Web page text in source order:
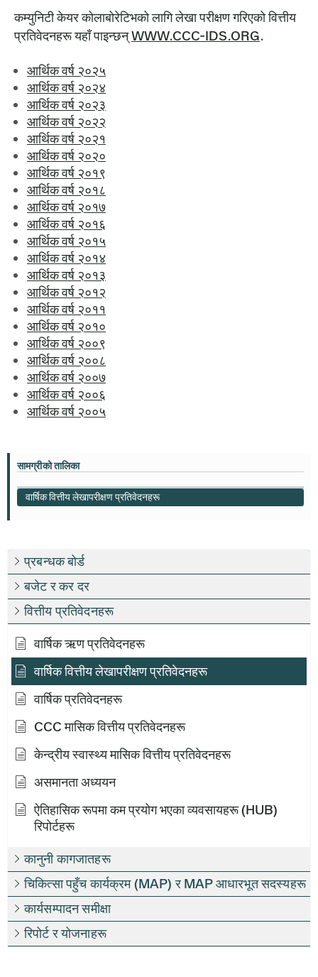
प्रबन्धक बोर्ड
बजेट र कर दर
वित्तीय प्रतिवेदनहरू
वार्षिक ऋण प्रतिवेदनहरू
वार्षिक वित्तीय लेखापरीक्षण प्रतिवेदनहरू
वार्षिक प्रतिवेदनहरू
CCC मासिक वित्तीय प्रतिवेदनहरू
केन्द्रीय स्वास्थ्य मासिक वित्तीय प्रतिवेदनहरू
असमानता अध्ययन
ऐतिहासिक रूपमा कम प्रयोग भएका व्यवसायहरू (HUB)
रिपोर्टहरू
कानुनी कागजातहरू
चिकित्सा पहुँच कार्यक्रम (MAP) र MAP आधारभूत सदस्यहरू
कार्यसम्पादन समीक्षा
रिपोर्ट र योजनाहरू
कम्युनिटी केयर कोलाबोरेटिभको लागि लेखा परीक्षण गरिएको वित्तीय
प्रतिवेदनहरू यहाँ पाइन्छन्WWW.CCC-IDS.ORG.
आर्थिक वर्ष २०२५
आर्थिक वर्ष २०२४
आर्थिक वर्ष २०२३
आर्थिक वर्ष २०२२
आर्थिक वर्ष २०२१
आर्थिक वर्ष २०२०
आर्थिक वर्ष २०१९
आर्थिक वर्ष २०१८
आर्थिक वर्ष २०१७
आर्थिक वर्ष २०१६
आर्थिक वर्ष २०१५
आर्थिक वर्ष २०१४
आर्थिक वर्ष २०१३
आर्थिक वर्ष २०१२
आर्थिक वर्ष २०११
आर्थिक वर्ष २०१०
आर्थिक वर्ष २००९
आर्थिक वर्ष २००८
आर्थिक वर्ष २००७
आर्थिक वर्ष २००६
आर्थिक वर्ष २००५
सामग्रीको तालिका
वार्षिक वित्तीय लेखापरीक्षण प्रतिवेदनहरू